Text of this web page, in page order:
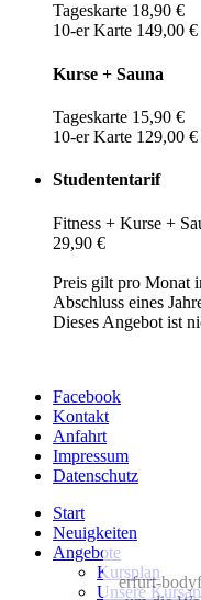
Tageskarte 18,90 €
10-er Karte 149,00 €
Kurse + Sauna
Tageskarte 15,90 €
10-er Karte 129,00 €
Studententarif
Fitness + Kurse +
29,90 €
Preis gilt pro Monat
Abschluss eines
Dieses Angebot ist
Facebook
Kontakt
Anfahrt
Impressum
Datenschutz
Start
Neuigkeiten
Angebote
Kursplan
Unsere
erfurt-